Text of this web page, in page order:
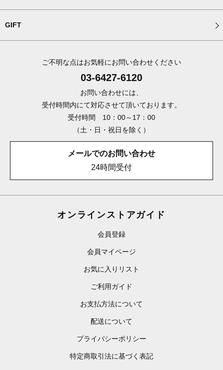
GIFT
ご不明な点はお気軽にお問い合わせください
03-6427-6120
お問い合わせには、
受付時間内にて対応させて頂いております。
受付時間 10：00～17：00
（土・日・祝日を除く）
メールでのお問い合わせ
24時間受付
オンラインストアガイド
会員登録
会員マイページ
お気に入りリスト
ご利用ガイド
お支払方法について
配送について
プライバシーポリシー
特定商取引法に基づく表記